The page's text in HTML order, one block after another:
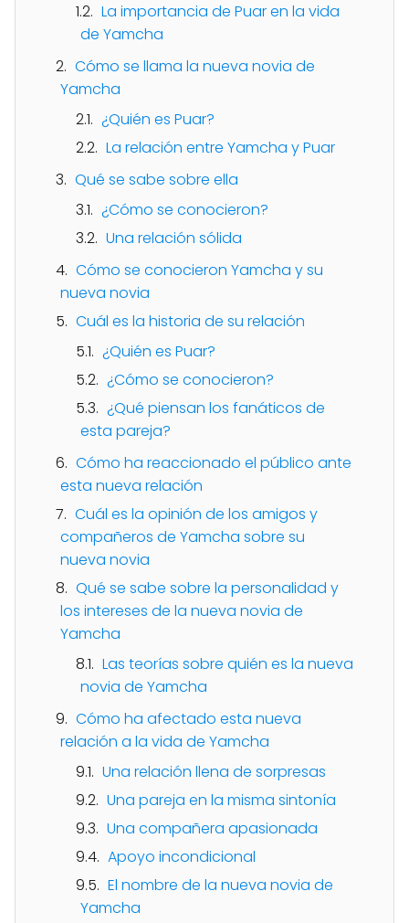
La importancia de Puar en la vida
de Yamcha
Cómo se llama la nueva novia de
Yamcha
¿Quién es Puar?
La relación entre Yamcha y Puar
Qué se sabe sobre ella
¿Cómo se conocieron?
Una relación sólida
Cómo se conocieron Yamcha y su
nueva novia
Cuál es la historia de su relación
¿Quién es Puar?
¿Cómo se conocieron?
¿Qué piensan los fanáticos de
esta pareja?
Cómo ha reaccionado el público ante
esta nueva relación
Cuál es la opinión de los amigos y
compañeros de Yamcha sobre su
nueva novia
Qué se sabe sobre la personalidad y
los intereses de la nueva novia de
Yamcha
Las teorías sobre quién es la nueva
novia de Yamcha
Cómo ha afectado esta nueva
relación a la vida de Yamcha
Una relación llena de sorpresas
Una pareja en la misma sintonía
Una compañera apasionada
Apoyo incondicional
El nombre de la nueva novia de
Yamcha